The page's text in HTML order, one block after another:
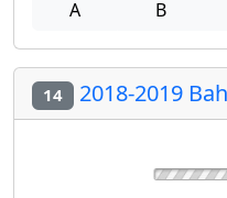
A B
14 2018-2019